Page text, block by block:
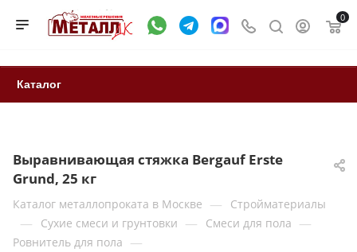
0
Каталог
Выравнивающая стяжка Bergauf Erste
Grund, 25 кг
Каталог металлопроката в Москве — Стройматериалы
— Сухие смеси и грунтовки — Смеси для пола —
Ровнитель для пола —